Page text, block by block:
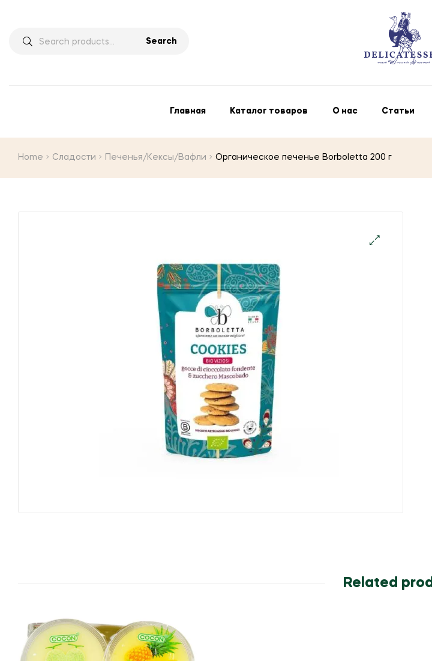
Search
Главная Каталог товаров О нас Статьи
Home Сладости Печенья/Кексы/Вафли Органическое печенье Borboletta 200 г
Related